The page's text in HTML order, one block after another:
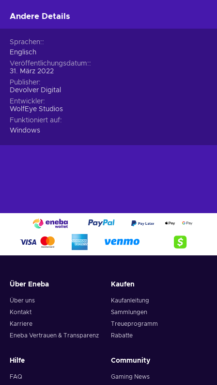
missions, and embark on quests that may change the world;
•Simulator– You can experiment with simulations of real-life
activities presented in a virtual world;
• Cheap Weird West price.
Andere Details
Sprachen:
Englisch
Veröffentlichungsdatum:
31. März 2022
Publisher
Devolver Digital
Entwickler
WolfEye Studios
Funktioniert auf
Windows
Über Eneba
Über uns
Kontakt
Karriere
Eneba Vertrauen & Transparenz
Kaufen
Kaufanleitung
Sammlungen
Treueprogramm
Rabatte
Hilfe
FAQ
Community
Gaming News